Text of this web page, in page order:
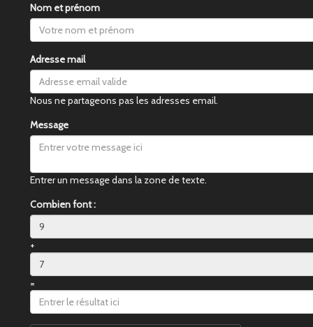
Nom et prénom
Adresse mail
Nous ne partageons pas les adresses email.
Message
Entrer un message dans la zone de texte.
Combien font :
+
=